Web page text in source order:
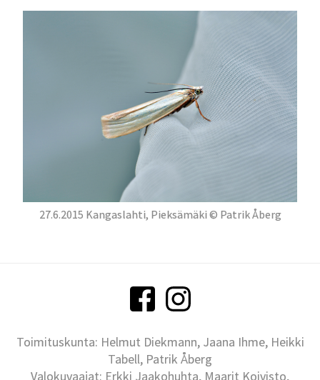
27.6.2015 Kangaslahti, Pieksämäki © Patrik Åberg
Toimituskunta: Helmut Diekmann, Jaana Ihme, Heikki
Tabell, Patrik Åberg
Valokuvaajat: Erkki Jaakohuhta, Maarit Koivisto,